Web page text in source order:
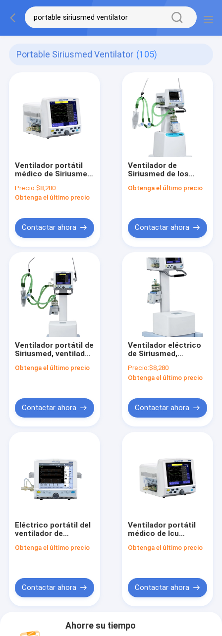
Portable Siriusmed Ventilator (105)
Ventilador portátil
médico de Siriusmed
pantalla táctil
Precio:$8,280
Obtenga el último precio
Contactar ahora
Ventilador de
Siriusmed de los
portátil del hospital
Obtenga el último precio
Contactar ahora
Ventilador portátil de
Siriusmed, ventilador
conducido de la
Obtenga el último precio
Contactar ahora
Ventilador eléctrico
de Siriusmed,
médico de R30P
Precio:$8,280
Obtenga el último precio
Contactar ahora
Eléctrico portátil del
ventilador de
Icu para el adulto
Obtenga el último precio
Contactar ahora
Ventilador portátil
médico de Icu
respirar
Obtenga el último precio
Contactar ahora
Ahorre su tiempo